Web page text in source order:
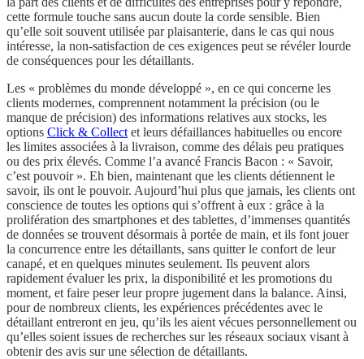
cette formule touche sans aucun doute la corde sensible. Bien
qu’elle soit souvent utilisée par plaisanterie, dans le cas qui nous
intéresse, la non-satisfaction de ces exigences peut se révéler lourde
de conséquences pour les détaillants.
Les « problèmes du monde développé », en ce qui concerne les
clients modernes, comprennent notamment la précision (ou le
manque de précision) des informations relatives aux stocks, les
options Click & Collect et leurs défaillances habituelles ou encore
les limites associées à la livraison, comme des délais peu pratiques
ou des prix élevés. Comme l’a avancé Francis Bacon : « Savoir,
c’est pouvoir ». Eh bien, maintenant que les clients détiennent le
savoir, ils ont le pouvoir. Aujourd’hui plus que jamais, les clients ont
conscience de toutes les options qui s’offrent à eux : grâce à la
prolifération des smartphones et des tablettes, d’immenses quantités
de données se trouvent désormais à portée de main, et ils font jouer
la concurrence entre les détaillants, sans quitter le confort de leur
canapé, et en quelques minutes seulement. Ils peuvent alors
rapidement évaluer les prix, la disponibilité et les promotions du
moment, et faire peser leur propre jugement dans la balance. Ainsi,
pour de nombreux clients, les expériences précédentes avec le
détaillant entreront en jeu, qu’ils les aient vécues personnellement ou
qu’elles soient issues de recherches sur les réseaux sociaux visant à
obtenir des avis sur une sélection de détaillants.